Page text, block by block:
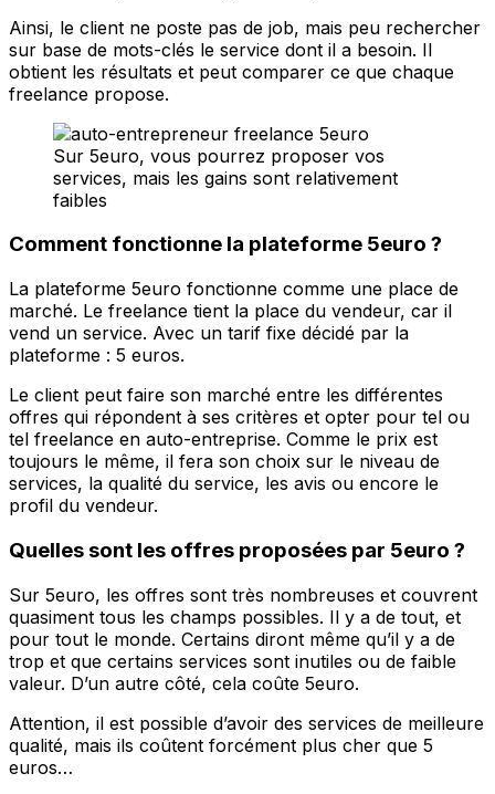
Ainsi, le client ne poste pas de job, mais peu rechercher
sur base de mots-clés le service dont il a besoin. Il
obtient les résultats et peut comparer ce que chaque
freelance propose.
Sur 5euro, vous pourrez proposer vos
services, mais les gains sont relativement
faibles
Comment fonctionne la plateforme 5euro ?
La plateforme 5euro fonctionne comme une place de
marché. Le freelance tient la place du vendeur, car il
vend un service. Avec un tarif fixe décidé par la
plateforme : 5 euros.
Le client peut faire son marché entre les différentes
offres qui répondent à ses critères et opter pour tel ou
tel freelance en auto-entreprise. Comme le prix est
toujours le même, il fera son choix sur le niveau de
services, la qualité du service, les avis ou encore le
profil du vendeur.
Quelles sont les offres proposées par 5euro ?
Sur 5euro, les offres sont très nombreuses et couvrent
quasiment tous les champs possibles. Il y a de tout, et
pour tout le monde. Certains diront même qu’il y a de
trop et que certains services sont inutiles ou de faible
valeur. D’un autre côté, cela coûte 5euro.
Attention, il est possible d’avoir des services de meilleure
qualité, mais ils coûtent forcément plus cher que 5
euros…